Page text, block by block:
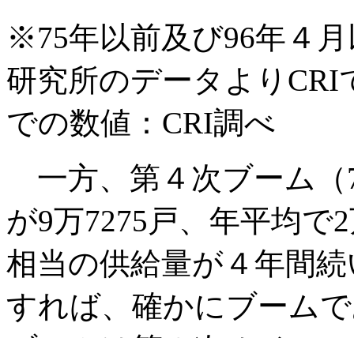
※75年以前及び96年４
研究所のデータよりCRI
での数値：CRI調べ
一方、第４次ブーム（
が9万7275戸、年平均で
相当の供給量が４年間
すれば、確かにブーム